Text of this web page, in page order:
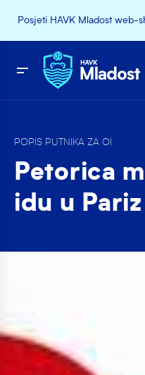
Posjeti HAVK Mladost web-
POPIS PUTNIKA ZA OI
Petorica
idu u Pariz